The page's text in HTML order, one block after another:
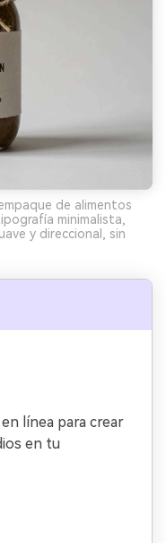
de alimentos
minimalista,
y direccional, sin
línea para crear
en tu